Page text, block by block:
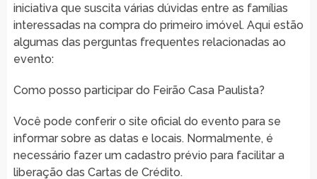
iniciativa que suscita várias dúvidas entre as famílias
interessadas na compra do primeiro imóvel. Aqui estão
algumas das perguntas frequentes relacionadas ao
evento:
Como posso participar do Feirão Casa Paulista?
Você pode conferir o site oficial do evento para se
informar sobre as datas e locais. Normalmente, é
necessário fazer um cadastro prévio para facilitar a
liberação das Cartas de Crédito.